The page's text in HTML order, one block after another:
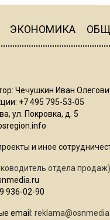
ЭКОНОМИКА
Чечушкин Иван
+7 495 795-53-05
ул. Покровка, д. 5
и иное
отдела продаж)
936-02-90
email: